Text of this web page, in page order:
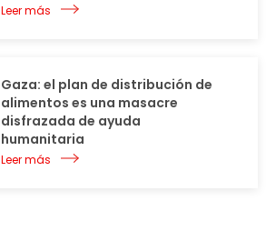
Leer más
Gaza: el plan de distribución de
alimentos es una masacre
disfrazada de ayuda
humanitaria
Leer más